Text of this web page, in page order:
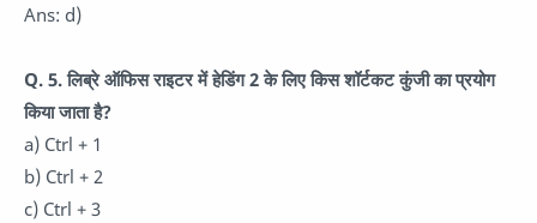
Ans: d)
Q. 5. लिब्रे ऑफिस राइटर में हेडिंग 2 के लिए किस शॉर्टकट कुंजी का प्रयोग
किया जाता है?
a) Ctrl + 1
b) Ctrl + 2
c) Ctrl + 3